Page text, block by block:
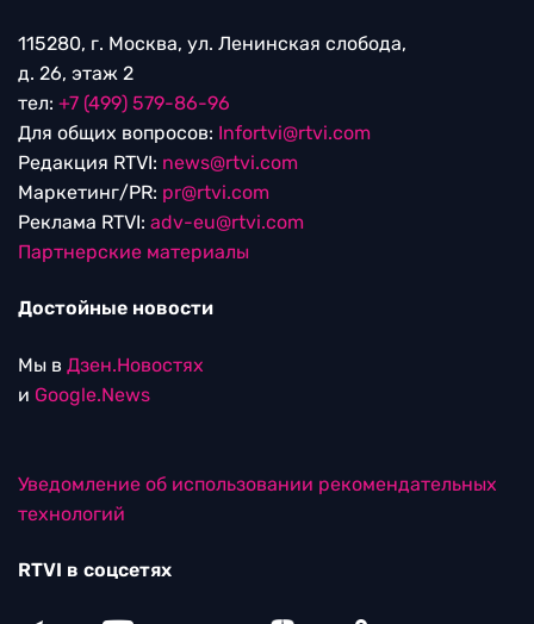
115280, г. Москва, ул. Ленинская слобода,
д. 26, этаж 2
тел: +7 (499) 579-86-96
Для общих вопросов: Infortvi@rtvi.com
Редакция RTVI: news@rtvi.com
Маркетинг/PR: pr@rtvi.com
Реклама RTVI: adv-eu@rtvi.com
Партнерские материалы
Достойные новости
Мы в Дзен.Новостях
и Google.News
Уведомление об использовании рекомендательных
технологий
RTVI в соцсетях